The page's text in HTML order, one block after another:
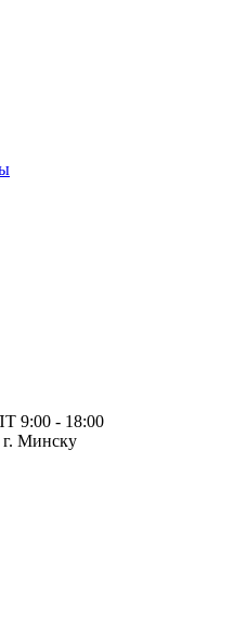
9:00 - 18:00
г. Минску